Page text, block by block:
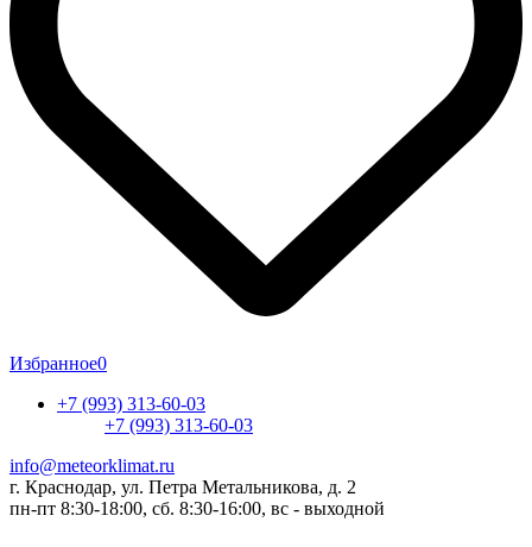
Избранное0
+7 (993) 313-60-03
+7 (993) 313-60-03
info@meteorklimat.ru
г. Краснодар, ул. Петра Метальникова, д. 2
пн-пт 8:30-18:00, сб. 8:30-16:00, вс - выходной